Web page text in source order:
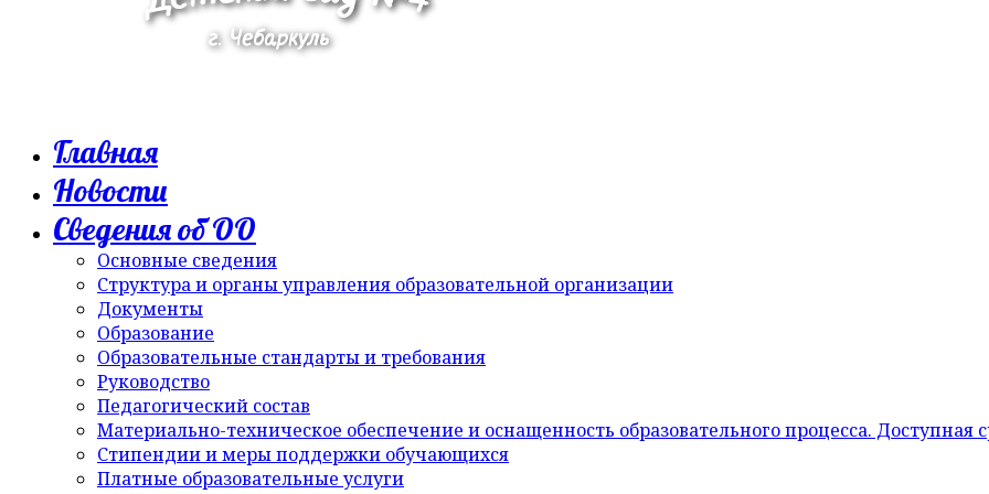
Главная
Новости
Сведения об ОО
Основные сведения
Структура и органы управления образовательной организации
Документы
Образование
Образовательные стандарты и требования
Руководство
Педагогический состав
Материально-техническое обеспечение и оснащенность образовательного процесса. Доступная
Стипендии и меры поддержки обучающихся
Платные образовательные услуги